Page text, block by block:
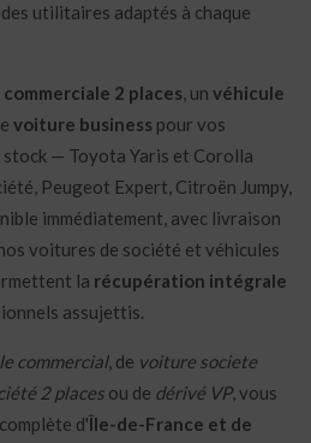
utilitaires adaptés à chaque
2 places, un véhicule
voiture business pour vos
— Toyota Yaris et Corolla
Peugeot Expert, Citroën Jumpy,
immédiatement, avec livraison
voitures de société et véhicules
la récupération intégrale
assujettis.
commercial, de voiture societe
2 places ou de dérivé VP, vous
d'Île-de-France et de